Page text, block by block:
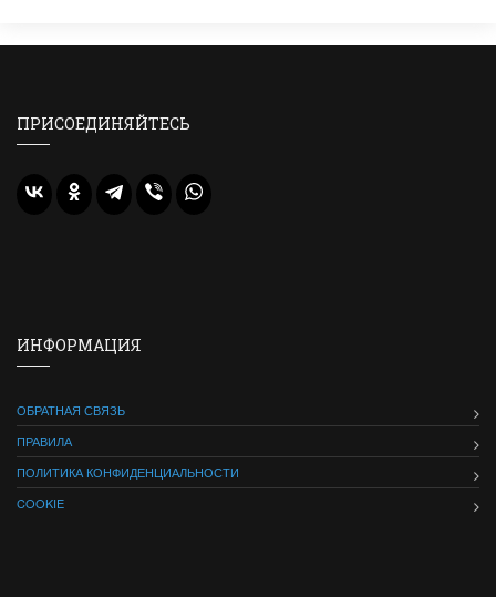
ПРИСОЕДИНЯЙТЕСЬ
ИНФОРМАЦИЯ
ОБРАТНАЯ СВЯЗЬ
ПРАВИЛА
ПОЛИТИКА КОНФИДЕНЦИАЛЬНОСТИ
COOKIE